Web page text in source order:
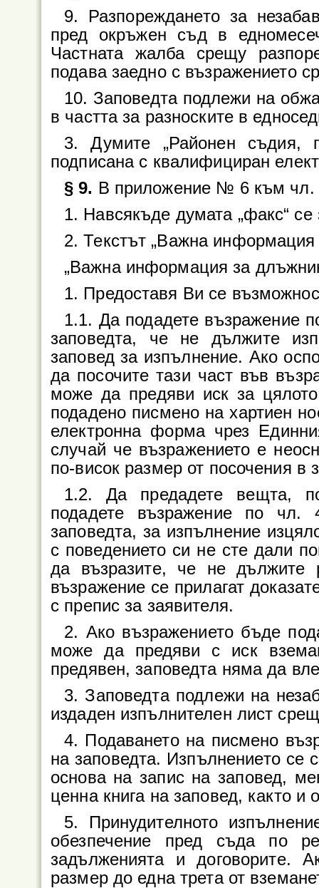
9. Разпореждането за
пред окръжен съд в
Частната жалба срещу
подава заедно с възражението
10. Заповедта подлежи на
в частта за разноските в
3. Думите „Районен съдия,
подписана с квалифициран
§ 9. В приложение № 6 към чл.
1. Навсякъде думата „факс“ се
2. Текстът „Важна
„Важна информация за
1. Предоставя Ви се
1.1. Да подадете възражение
заповедта, че не дължите
заповед за изпълнение. Ако
да посочите тази част във
може да предяви иск за
подадено писмено на хартиен
електронна форма чрез
случай че възражението е
по-висок размер от посочения в
1.2. Да предадете вещта,
подадете възражение по
заповедта, за изпълнение
с поведението си не сте дали
да възразите, че не дължите
възражение се прилагат
с препис за заявителя.
2. Ако възражението бъде
може да предяви с иск
предявен, заповедта няма да
3. Заповедта подлежи на
издаден изпълнителен лист
4. Подаването на писмено
на заповедта. Изпълнението се
основа на запис на заповед,
ценна книга на заповед, както и
5. Принудителното
обезпечение пред съда по
задълженията и договорите.
размер до една трета от